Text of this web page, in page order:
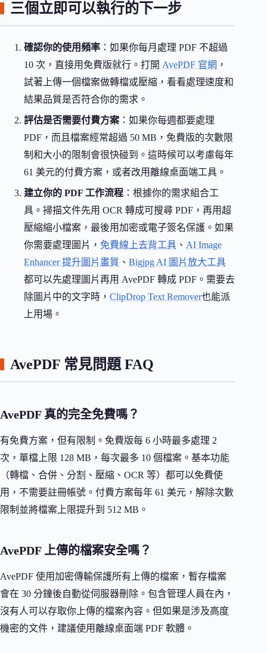
三個立即可以執行的下一步
確認你的使用頻率 ：如果你每月處理 PDF 不超過
10 次，直接用免費版就行。打開 AvePDF 官網 ，
試著上傳一個檔案做轉檔或壓縮，看看處理速度和
結果品質是否符合你的需求。
評估是否需要付費方案 ：如果你每週都要處理
PDF，而且檔案經常超過 50 MB，免費版的次數限
制和大小的限制會很快碰到。這時候可以考慮每年
61 美元的付費方案，或者改用離線桌面端工具。
建立你的 PDF 工作流程 ：根據你的需求組合工
具。掃描文件先用 OCR 轉成可搜尋 PDF，再用超
壓縮縮小檔案，最後用加密或電子簽名保護。如果
你需要處理圖片， 免費線上去背工具 、 AI Image
Enhancer 提升圖片畫質 、 Bigjpg AI 圖片放大工具
都可以先處理圖片再用 AvePDF 轉成 PDF。需要去
除圖片中的文字時， ClipDrop Text Remover也能派
上用場。
AvePDF 常見問題 FAQ
AvePDF 真的完全免費嗎？
有免費方案，但有限制。免費版每 6 小時最多處理 2
次，單檔上限 128 MB，每次最多 10 個檔案。基本功能
（轉檔、合併、分割、壓縮、OCR 等）都可以免費使
用，不需要註冊帳號。付費方案每年 61 美元，解除次數
限制並將檔案上限提升到 512 MB。
AvePDF 上傳的檔案安全嗎？
AvePDF 使用加密傳輸保護所有上傳的檔案，暫存檔案
會在 30 分鐘後自動從伺服器刪除。包含管理人員在內，
沒有人可以存取你上傳的檔案內容。但如果是涉及高度
機密的文件，建議使用離線桌面端 PDF 軟體。